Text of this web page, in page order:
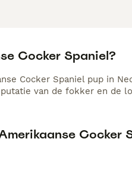
Cocker Spaniel?
Cocker Spaniel pup in
van de fokker en de
Cocker